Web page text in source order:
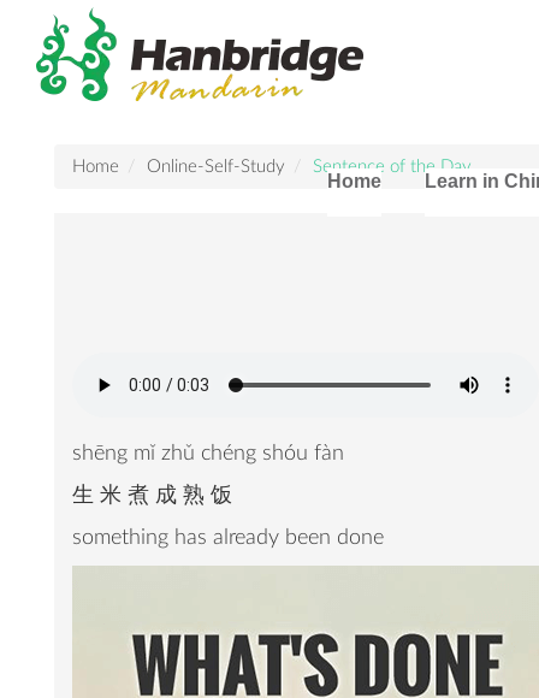
Home Learn in
Home Online-Self-Study Sentence of the Day
shēng mǐ zhǔ chéng shóu fàn
生 米 煮 成 熟 饭
something has already been done